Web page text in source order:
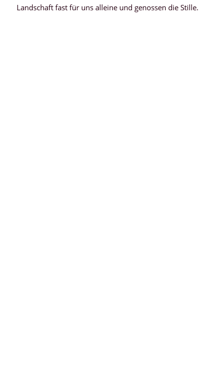
Landschaft fast für uns alleine und genossen die Stille.